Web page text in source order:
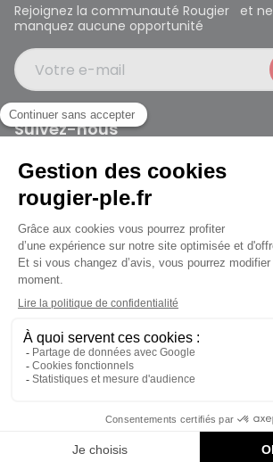
jusqu'au Vendredi à 09:30
Rejoignez la communauté Rougier et ne
manquez aucune opportunité
Votre e-mail
Suivez-nous
Rougier et Plé 2024 Copyright
Mentions légales
Conditions générales des ventes
Données personnelles
Paiement sécurisé